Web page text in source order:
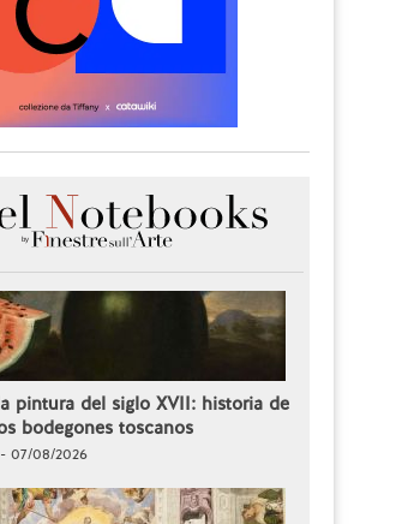
pintura del siglo XVII: historia de
bodegones toscanos
07/08/2026